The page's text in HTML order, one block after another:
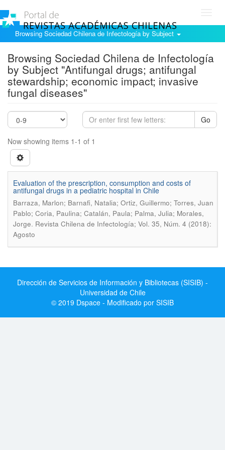
Browsing Sociedad Chilena de Infectología by Subject
Browsing Sociedad Chilena de Infectología
by Subject "Antifungal drugs; antifungal
stewardship; economic impact; invasive
fungal diseases"
Go
Now showing items 1-1 of 1
Evaluation of the prescription, consumption and costs of
antifungal drugs in a pediatric hospital in Chile
Barraza, Marlon; Barnafi, Natalia; Ortiz, Guillermo; Torres, Juan
Pablo; Coria, Paulina; Catalán, Paula; Palma, Julia; Morales,
Jorge. Revista Chilena de Infectología; Vol. 35, Núm. 4 (2018):
Agosto
Dirección de Servicios de Información y Bibliotecas (SISIB) -
Universidad de Chile
© 2019 Dspace - Modificado por SISIB